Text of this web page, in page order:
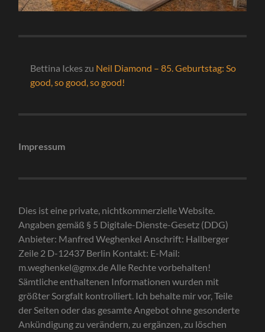
Bettina Ickes zu Neil Diamond – 85. Geburtstag: So
good, so good, so good!
Impressum
Dies ist eine private, nichtkommerzielle Website.
Angaben gemäß § 5 Digitale-Dienste-Gesetz (DDG)
Anbieter: Manfred Weghenkel Anschrift: Hallberger
Zeile 2 D-12437 Berlin Kontakt: E-Mail:
m.weghenkel@gmx.de Alle Rechte vorbehalten!
Sämtliche enthaltenen Informationen wurden mit
größter Sorgfalt kontrolliert. Ich behalte mir vor, Teile
der Seiten oder das gesamte Angebot ohne gesonderte
Ankündigung zu verändern, zu ergänzen, zu löschen